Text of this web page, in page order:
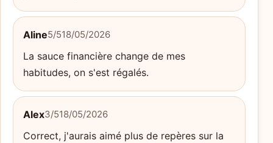
Aline5/518/05/2026
La sauce financière change de mes
habitudes, on s'est régalés.
Alex3/518/05/2026
Correct, j'aurais aimé plus de repères sur la